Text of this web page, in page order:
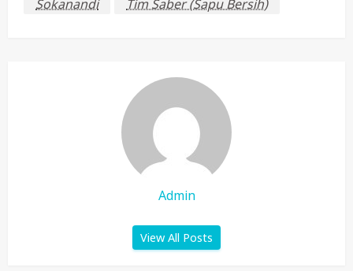
Sokanandi Tim Saber (Sapu Bersih)
Admin
View All Posts